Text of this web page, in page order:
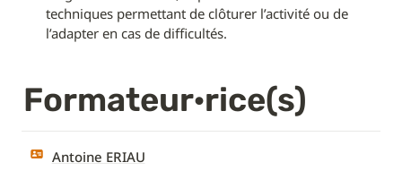
techniques permettant de clôturer l’activité ou de
l’adapter en cas de difficultés.
Formateur·rice(s)
Antoine ERIAU